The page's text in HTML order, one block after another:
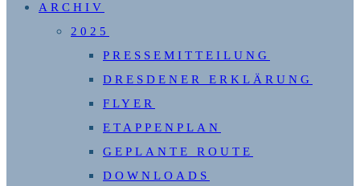
ARCHIV
2025
PRESSEMITTEILUNG
DRESDENER ERKLÄRUNG
FLYER
ETAPPENPLAN
GEPLANTE ROUTE
DOWNLOADS